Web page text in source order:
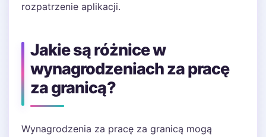
rozpatrzenie aplikacji.
Jakie są różnice w
wynagrodzeniach za pracę
za granicą?
Wynagrodzenia za pracę za granicą mogą